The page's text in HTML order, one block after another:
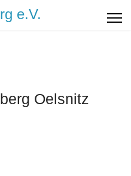
Oelsnitz